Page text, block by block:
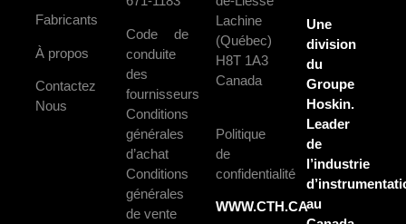
Fabricants
À propos
Contactez
Nous
Code de
conduite
des
fournisseurs
Conditions
générales
d’achat
Conditions
générales
de vente
Lachine
(Québec)
H8T 1A3
Canada
Politique
de
confidentialité
WWW.CTH.CA
Une
division
du
Groupe
Hoskin.
Leader
de
l’industrie
au